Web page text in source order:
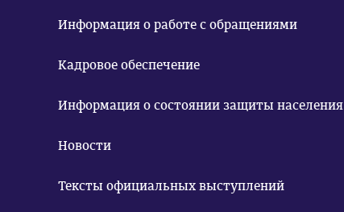
Информация о работе с обращениями
Кадровое обеспечение
Информация о состоянии защиты населения
Новости
Тексты официальных выступлений